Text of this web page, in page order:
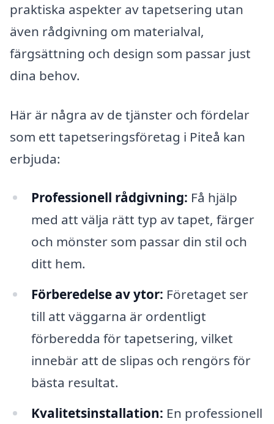
praktiska aspekter av tapetsering utan
även rådgivning om materialval,
färgsättning och design som passar just
dina behov.
Här är några av de tjänster och fördelar
som ett tapetseringsföretag i Piteå kan
erbjuda:
Professionell rådgivning: Få hjälp
med att välja rätt typ av tapet, färger
och mönster som passar din stil och
ditt hem.
Förberedelse av ytor: Företaget ser
till att väggarna är ordentligt
förberedda för tapetsering, vilket
innebär att de slipas och rengörs för
bästa resultat.
Kvalitetsinstallation: En professionell